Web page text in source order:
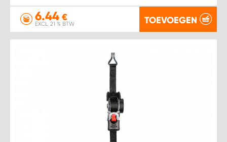
6.44 €
EXCL. 21 % BTW TOEVOEGEN